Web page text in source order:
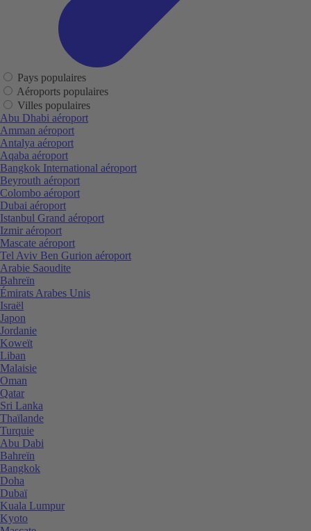
Pays populaires
Aéroports populaires
Villes populaires
Abu Dhabi aéroport
Amman aéroport
Antalya aéroport
Aqaba aéroport
Bangkok International aéroport
Beyrouth aéroport
Colombo aéroport
Dubai aéroport
Istanbul Grand aéroport
Izmir aéroport
Mascate aéroport
Tel Aviv Ben Gurion aéroport
Arabie Saoudite
Bahreïn
Émirats Arabes Unis
Israël
Japon
Jordanie
Koweït
Liban
Malaisie
Oman
Qatar
Sri Lanka
Thaïlande
Turquie
Abu Dabi
Bahreïn
Bangkok
Doha
Dubaï
Kuala Lumpur
Kyoto